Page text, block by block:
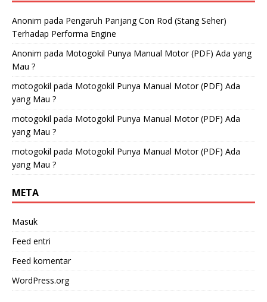
Anonim pada Pengaruh Panjang Con Rod (Stang Seher)
Terhadap Performa Engine
Anonim pada Motogokil Punya Manual Motor (PDF) Ada yang
Mau ?
motogokil pada Motogokil Punya Manual Motor (PDF) Ada
yang Mau ?
motogokil pada Motogokil Punya Manual Motor (PDF) Ada
yang Mau ?
motogokil pada Motogokil Punya Manual Motor (PDF) Ada
yang Mau ?
META
Masuk
Feed entri
Feed komentar
WordPress.org